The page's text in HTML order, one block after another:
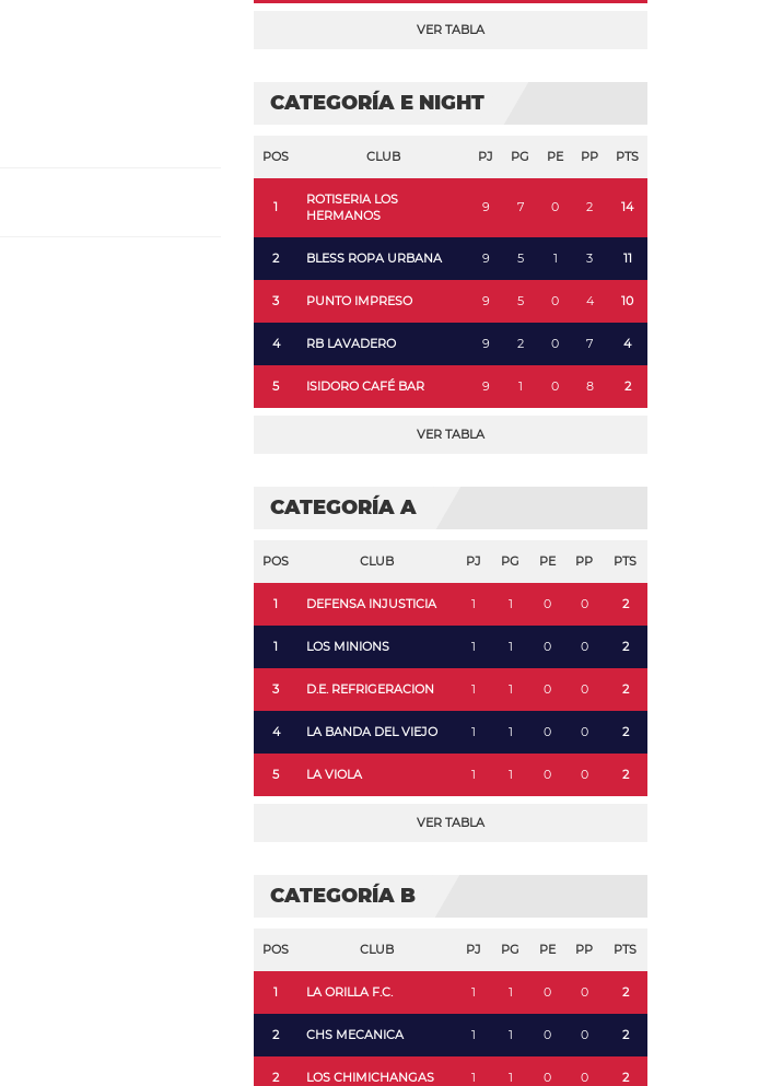
VER TABLA
CATEGORÍA E NIGHT
POS CLUB PJ PG PE PP PTS
1
ROTISERIA LOS
HERMANOS
9 7 0 2 14
2 BLESS ROPA URBANA 9 5 1 3 11
3 PUNTO IMPRESO 9 5 0 4 10
4 RB LAVADERO 9 2 0 7 4
5 ISIDORO CAFÉ BAR 9 1 0 8 2
VER TABLA
CATEGORÍA A
POS CLUB PJ PG PE PP PTS
1 DEFENSA INJUSTICIA 1 1 0 0 2
1 LOS MINIONS 1 1 0 0 2
3 D.E. REFRIGERACION 1 1 0 0 2
4 LA BANDA DEL VIEJO 1 1 0 0 2
5 LA VIOLA 1 1 0 0 2
VER TABLA
CATEGORÍA B
POS CLUB PJ PG PE PP PTS
1 LA ORILLA F.C. 1 1 0 0 2
2 CHS MECANICA 1 1 0 0 2
2 LOS CHIMICHANGAS 1 1 0 0 2